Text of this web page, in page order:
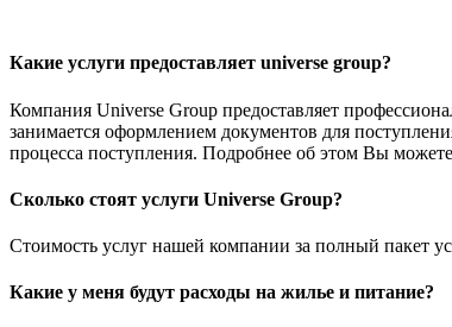
Какие услуги предоставляет universe group?
Компания Universe Group предоставляет
занимается оформлением документов для
процесса поступления. Подробнее об этом Вы можете
Сколько стоят услуги Universe Group?
Стоимость услуг нашей компании за полный пакет
Какие у меня будут расходы на жилье и питание?